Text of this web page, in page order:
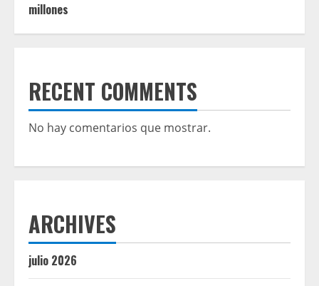
millones
RECENT COMMENTS
No hay comentarios que mostrar.
ARCHIVES
julio 2026